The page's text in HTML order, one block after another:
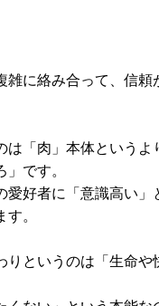
雑に絡み合って、信頼
「肉」本体というよ
です。
愛好者に「意識高い」
。
りというのは「生命や